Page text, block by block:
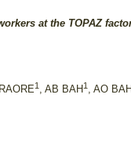
at the TOPAZ
1, AB BAH1, AO BAH